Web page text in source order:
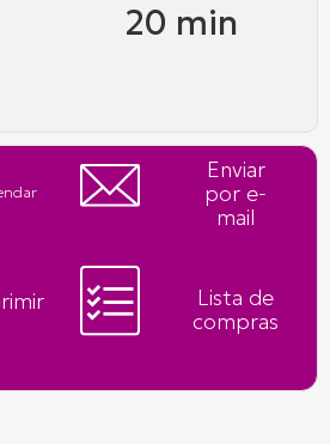
20 min
Enviar
por e-
mail
Lista de
compras